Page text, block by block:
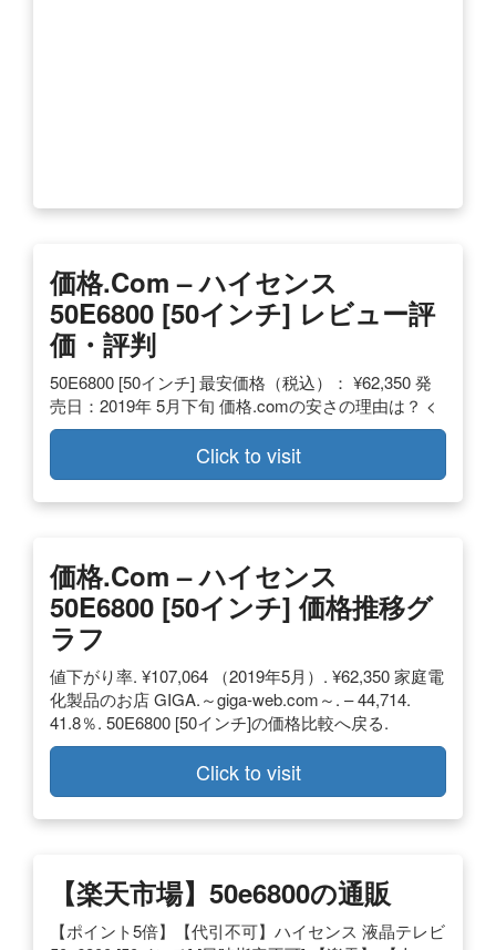
価格.com – ハイセンス
50E6800 [50インチ] レビュー評
価・評判
50E6800 [50インチ] 最安価格（税込）： ¥62,350 発
売日：2019年 5月下旬 価格.comの安さの理由は？ <
Click to visit
価格.com – ハイセンス
50E6800 [50インチ] 価格推移グ
ラフ
値下がり率. ¥107,064 （2019年5月）. ¥62,350 家庭電
化製品のお店 GIGA.～giga-web.com～. – 44,714.
41.8％. 50E6800 [50インチ]の価格比較へ戻る.
Click to visit
【楽天市場】50e6800の通販
【ポイント5倍】【代引不可】ハイセンス 液晶テレビ